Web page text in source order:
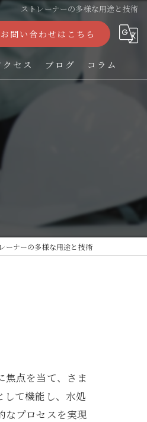
ストレーナーの多様な用途と技術
お問い合わせはこちら
クセス ブログ コラム
ーナーの多様な用途と技術
焦点を当て、さま
て機能し、水処
なプロセスを実現